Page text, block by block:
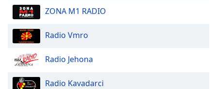
Opacity
Caption
Background
Color
ZONA M1 RADIO
Radio Vmro
Radio Jehona
Radio Kavadarci